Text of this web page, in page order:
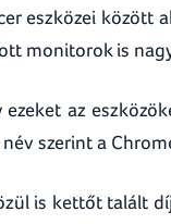
eszközei
monitorok is
ezeket az
szerint a
is kettőt talált